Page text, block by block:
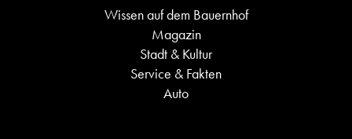
Wissen auf dem Bauernhof
Magazin
Stadt & Kultur
Service & Fakten
Auto